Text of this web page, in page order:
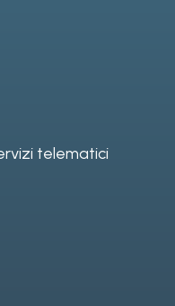
telematici